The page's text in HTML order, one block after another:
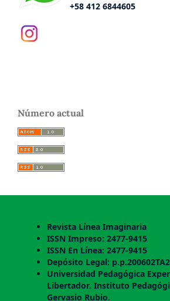
+58 412 6844605
Número actual
Revista Línea Imaginaria
ISSN Impreso: 2477-9415
ISSN En Línea: 2477-9415
Depósito Legal:
Universidad Pedagógica
Libertador. Instituto
Gervasio Rubio.